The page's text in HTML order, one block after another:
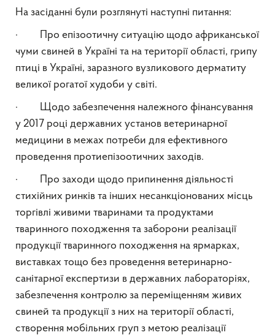
На засіданні були розглянуті наступні питання:
· Про епізоотичну ситуацію щодо африканської
чуми свиней в Україні та на території області, грипу
птиці в Україні, заразного вузликового дерматиту
великої рогатої худоби у світі.
· Щодо забезпечення належного фінансування
у 2017 році державних установ ветеринарної
медицини в межах потреби для ефективного
проведення протиепізоотичних заходів.
· Про заходи щодо припинення діяльності
стихійних ринків та інших несанкціонованих місць
торгівлі живими тваринами та продуктами
тваринного походження та заборони реалізації
продукції тваринного походження на ярмарках,
виставках тощо без проведення ветеринарно-
санітарної експертизи в державних лабораторіях,
забезпечення контролю за переміщенням живих
свиней та продукції з них на території області,
створення мобільних груп з метою реалізації